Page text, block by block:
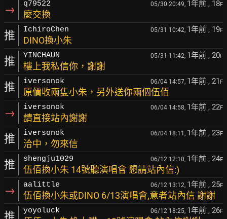
→ q79522 05/30 20:49, 1年前 , 18F
麼交換
推 IchiroChen 05/31 10:42, 1年前 , 19F
DINO換小朱
推 YINCHAUN 05/31 11:42, 1年前 , 20F
樓上我私信你，謝謝
推 iversonok 06/04 14:57, 1年前 , 21 F
原價收兩隻小朱，另外送你兩個伍佰
→ iversonok 06/04 14:58, 1年前 , 22F
請直接站內謝謝
推 iversonok 06/04 18:11, 1年前 , 23F
洽中，勿來信
推 shengju1029 06/12 12:10, 1年前 , 24F
伍佰換小朱 14號聽演唱會 懇請站內信:)
→ aalittle 06/12 13:12, 1年前 , 25F
伍佰換小朱或DINO 6/13演唱會,意者站內信 謝謝
推 yoyoluck 06/12 18:25, 1年前 , 26F